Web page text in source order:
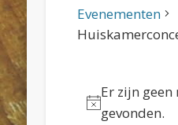
Evenementen
Bericht
Er zijn
gevonden.